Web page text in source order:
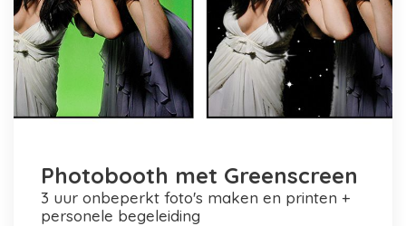
Photobooth met Greenscreen
3 uur onbeperkt foto's maken en printen +
personele begeleiding